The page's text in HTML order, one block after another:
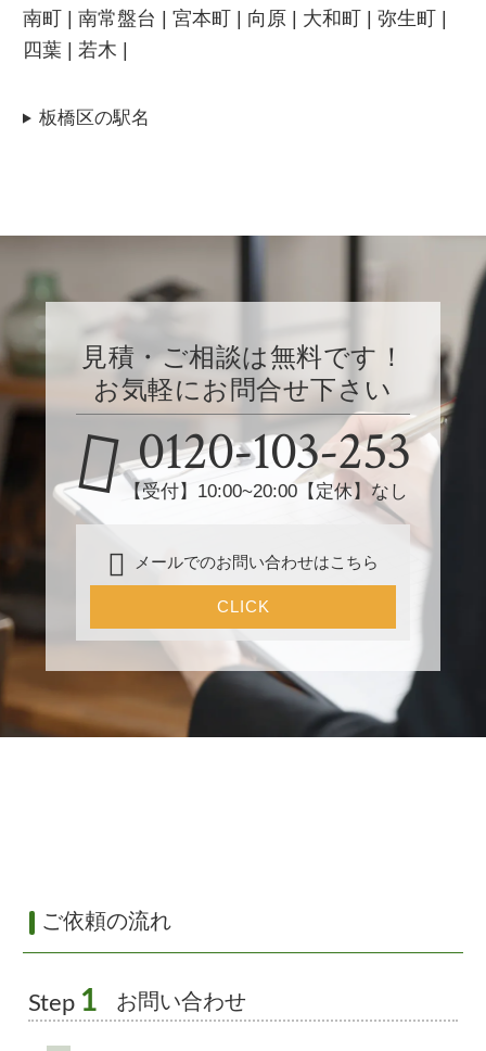
南町 | 南常盤台 | 宮本町 | 向原 | 大和町 | 弥生町 |
四葉 | 若木 |
板橋区の駅名
見積・ご相談は無料です！
お気軽にお問合せ下さい
0120-103-253
【受付】10:00~20:00【定休】なし
メールでのお問い合わせはこちら
CLICK
ご依頼の流れ
Step 1 お問い合わせ